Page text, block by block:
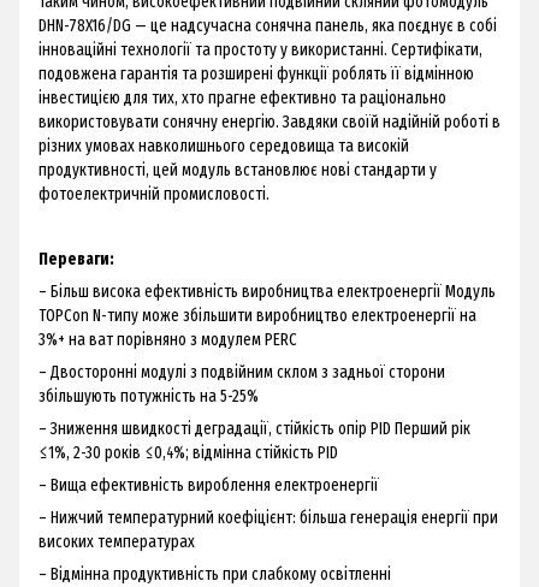
DHN-78X16/DG — це надсучасна сонячна панель, яка поєднує в собі
інноваційні технології та простоту у використанні. Сертифікати,
подовжена гарантія та розширені функції роблять її відмінною
інвестицією для тих, хто прагне ефективно та раціонально
використовувати сонячну енергію. Завдяки своїй надійній роботі в
різних умовах навколишнього середовища та високій
продуктивності, цей модуль встановлює нові стандарти у
фотоелектричній промисловості.
Переваги:
– Більш висока ефективність виробництва електроенергії Модуль
TOPCon N-типу може збільшити виробництво електроенергії на
3%+ на ват порівняно з модулем PERC
– Двосторонні модулі з подвійним склом з задньої сторони
збільшують потужність на 5-25%
– Зниження швидкості деградації, стійкість опір PID Перший рік
≤1%, 2-30 років ≤0,4%; відмінна стійкість PID
– Вища ефективність вироблення електроенергії
– Нижчий температурний коефіцієнт: більша генерація енергії при
високих температурах
– Відмінна продуктивність при слабкому освітленні